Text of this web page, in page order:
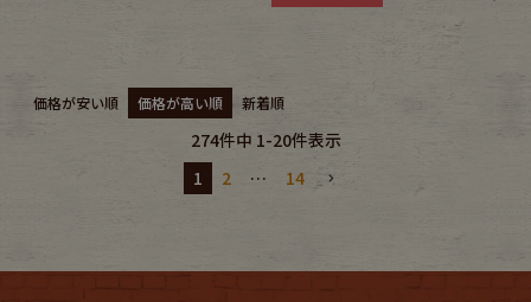
価格が安い順 価格が高い順 新着順
274件中 1-20件表示
1
2 … 14